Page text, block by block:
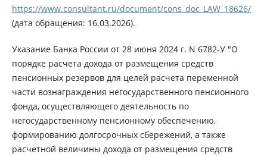
https://www.consultant.ru/document/cons_doc_LAW_18626/
(дата обращения: 16.03.2026).
Указание Банка России от 28 июня 2024 г. N 6782-У "О
порядке расчета дохода от размещения средств
пенсионных резервов для целей расчета переменной
части вознаграждения негосударственного пенсионного
фонда, осуществляющего деятельность по
негосударственному пенсионному обеспечению,
формированию долгосрочных сбережений, а также
расчетной величины дохода от размещения средств